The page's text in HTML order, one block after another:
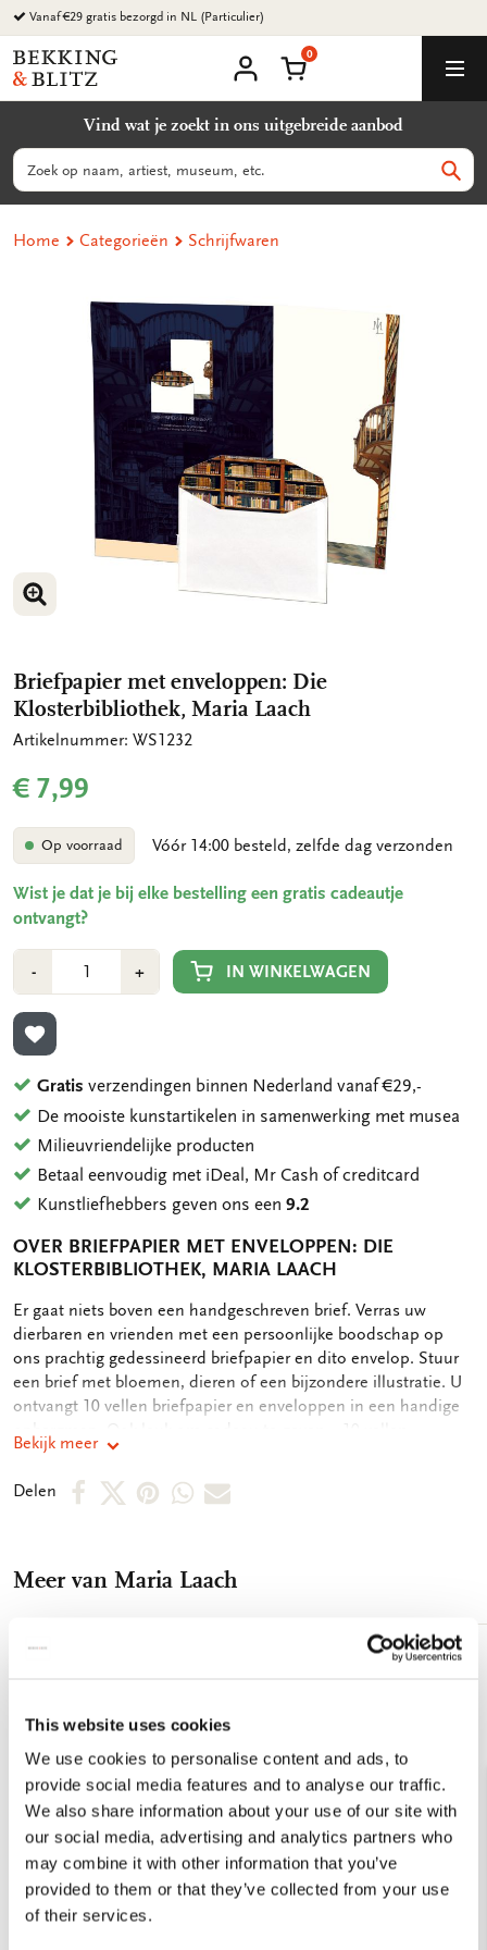
This website uses cookies
We use cookies to personalise content and ads, to
provide social media features and to analyse our traffic.
We also share information about your use of our site with
our social media, advertising and analytics partners who
may combine it with other information that you’ve
provided to them or that they’ve collected from your use
of their services.
Ga
naar
content
Vanaf €29 gratis bezorgd in NL (Particulier)
Bekking
&
B.V.
account
Winkelmand
0
Vind wat je zoekt in ons uitgebreide aanbod
Zoeken
Home Categorieën Schrijfwaren
VERGROOT AFBEELDING
Briefpapier met enveloppen: Die
Klosterbibliothek, Maria Laach
Artikelnummer: WS1232
€ 7,99
Op voorraad Vóór 14:00 besteld, zelfde dag verzonden
Wist je dat je bij elke bestelling een gratis cadeautje
ontvangt?
-Min
1
+Plus
1
IN WINKELWAGEN
TOEVOEGEN AAN VERLANGLIJST
Gratis verzendingen binnen Nederland vanaf €29,-
De mooiste kunstartikelen in samenwerking met musea
Milieuvriendelijke producten
Betaal eenvoudig met iDeal, Mr Cash of creditcard
Kunstliefhebbers geven ons een9.2
OVER BRIEFPAPIER MET ENVELOPPEN: DIE
KLOSTERBIBLIOTHEK, MARIA LAACH
OMSCHRIJVING
Er gaat niets boven een handgeschreven brief. Verras uw
dierbaren en vrienden met een persoonlijke boodschap op
ons prachtig gedessineerd briefpapier en dito envelop. Stuur
een brief met bloemen, dieren of een bijzondere illustratie. U
ontvangt 10 vellen briefpapier en enveloppen in een handige
briefpapier, 16 x 20,5 cm - 10 enveloppen, 10,5 x 16 cm met FC
bedrukte binnenkant - 100 grms houtvrij papier - verpakt in
stevige kartonnen opbergmap, - hersluitbaar, 18,8 x 24,4, FC
Bekijk meer
Delen
DeelDeelDeelDeelDeel
mail
Meer van Maria Laach